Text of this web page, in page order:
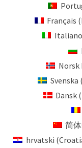
Français (
Italiano
Norsk
Svenska (
Dansk (
简
hrvatski (